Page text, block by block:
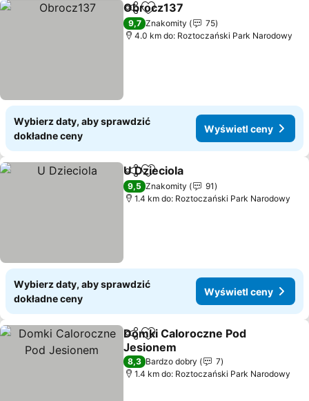
Udostępnij
Dodaj do ulubionych
Obrocz137
9,7 Znakomity
75
4.0 km do: Roztoczański Park Narodowy
Wybierz daty, aby sprawdzić
dokładne ceny
Wyświetl ceny
Udostępnij
Dodaj do ulubionych
U Dzieciola
9,5 Znakomity
91
1.4 km do: Roztoczański Park Narodowy
Wybierz daty, aby sprawdzić
dokładne ceny
Wyświetl ceny
Udostępnij
Dodaj do ulubionych
Domki Caloroczne Pod
Jesionem
8,3 Bardzo dobry
7
1.4 km do: Roztoczański Park Narodowy